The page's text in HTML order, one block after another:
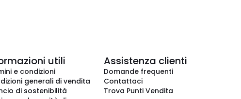
utili
e condizioni
generali di vendita
di sostenibilità
Assistenza clienti
Domande frequenti
Contattaci
Trova Punti Vendita